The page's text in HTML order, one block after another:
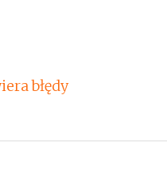
błędy